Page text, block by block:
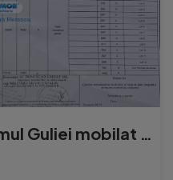
Parter 4 camere Drumul Guliei mobilat utilat 100 mpu teren 4